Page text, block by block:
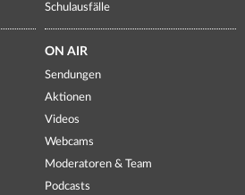
Schulausfälle
ON AIR
Sendungen
Aktionen
Videos
Webcams
Moderatoren & Team
Podcasts